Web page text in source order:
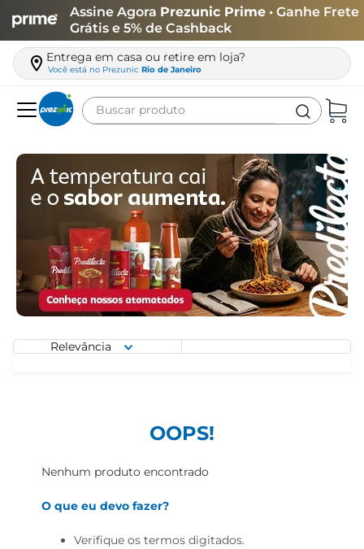
Assine Agora Prezunic Prime • Ganhe Frete
Grátis e 5% de Cashback
Entrega em casa ou retire em loja?
Você está no Prezunic Rio de Janeiro
Buscar produto
Relevância
OOPS!
Nenhum produto encontrado
O que eu devo fazer?
Verifique os termos digitados.
carne
leite
queijo
biscoito
azeite
arroz